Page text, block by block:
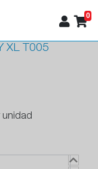
0
XL T005
unidad